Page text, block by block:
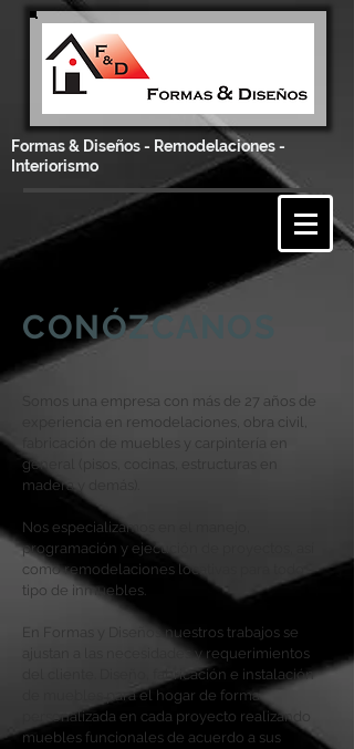
Formas & Diseños - Remodelaciones -
Interiorismo
CONÓZCANOS
Somos una empresa con más de 27 años de
experiencia en remodelaciones, obra civil,
fabricación de muebles y carpintería en
general (pisos, cocinas, estructuras en
madera y demás).
Nos especializamos en el manejo,
programación y ejecución de proyectos, así
como remodelaciones locativas para todo
tipo de inmuebles.
En Formas y Diseños nuestros trabajos se
ajustan a las necesidades y requerimientos
del cliente. Diseño, fabricación e instalación
de muebles para el hogar de forma
personalizada en cada proyecto realizando
muebles funcionales de acuerdo a sus